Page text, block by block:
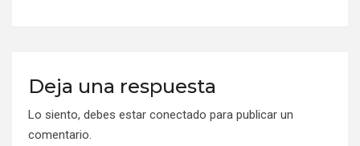
Deja una respuesta
Lo siento, debes estar conectado para publicar un
comentario.